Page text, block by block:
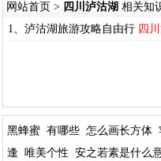
网站首页 > 四川泸沽湖 相关知
1、泸沽湖旅游攻略自由行 四
黑蜂蜜 有哪些 怎么画长方体
逢 唯美个性 安之若素是什么